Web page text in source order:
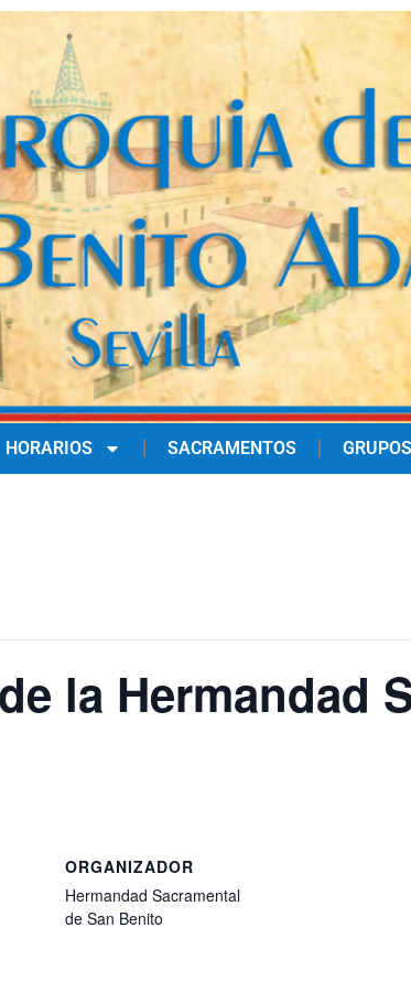
HORARIOS SACRAMENTOS
la Hermandad
ORGANIZADOR
Hermandad Sacramental
de San Benito